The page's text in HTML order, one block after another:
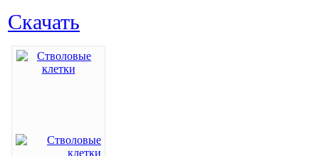
Скачать